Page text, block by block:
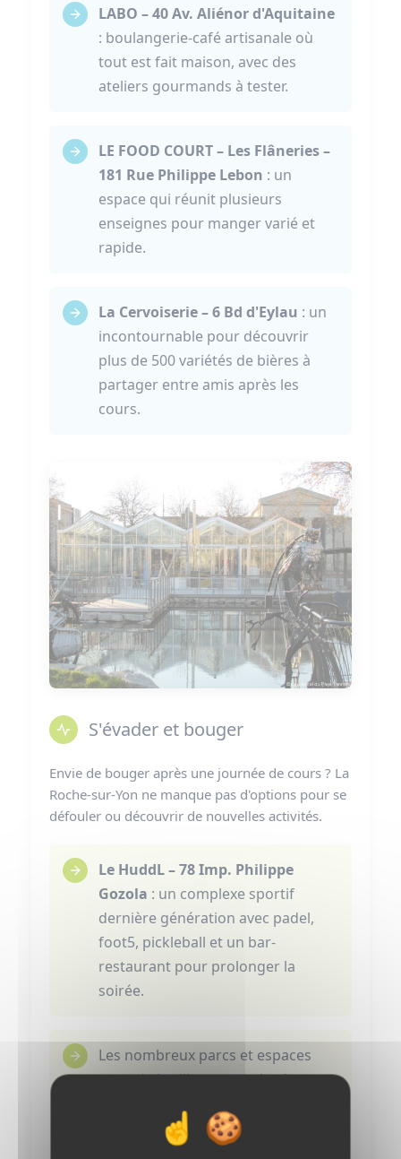
LABO – 40 Av. Aliénor d'Aquitaine
: boulangerie-café artisanale où
tout est fait maison, avec des
ateliers gourmands à tester.
LE FOOD COURT – Les Flâneries –
181 Rue Philippe Lebon : un
espace qui réunit plusieurs
enseignes pour manger varié et
rapide.
La Cervoiserie – 6 Bd d'Eylau : un
incontournable pour découvrir
plus de 500 variétés de bières à
partager entre amis après les
cours.
S'évader et bouger
Envie de bouger après une journée de cours ? La
Roche-sur-Yon ne manque pas d'options pour se
défouler ou découvrir de nouvelles activités.
Le HuddL – 78 Imp. Philippe
Gozola : un complexe sportif
dernière génération avec padel,
foot5, pickleball et un bar-
restaurant pour prolonger la
soirée.
Les nombreux parcs et espaces
verts de la ville, comme la place
balade, un pique-nique ou un
moment au calme.